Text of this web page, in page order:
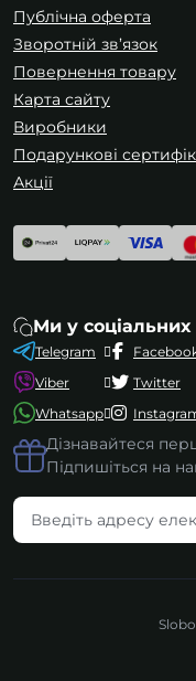
Публічна оферта
Зворотній зв’язок
Повернення товару
Карта сайту
Виробники
Подарункові
Акції
Ми у
Telegram
Viber
Whatsapp
Twitter
Дізнавайтеся
Підпишіться на